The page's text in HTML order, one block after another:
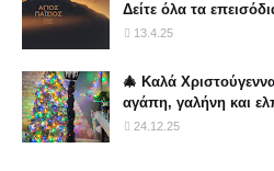
Δείτε όλα τα
13.4.25
🎄 Καλά
αγάπη, γαλήνη και
24.12.25